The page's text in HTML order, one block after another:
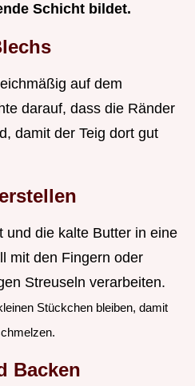
Schicht bildet.
auf dem
darauf, dass die Ränder
damit der Teig dort gut
und die kalte Butter in eine
mit den Fingern oder
Streuseln verarbeiten.
Stückchen bleiben, damit
Backen